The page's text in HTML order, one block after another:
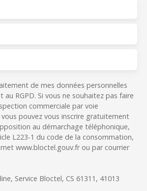
de mes données personnelles
au RGPD. Si vous ne souhaitez pas faire
commerciale par voie
pouvez vous inscrire gratuitement
au démarchage téléphonique,
L223-1 du code de la consommation,
www.bloctel.gouv.fr ou par courrier
Service Bloctel, CS 61311, 41013